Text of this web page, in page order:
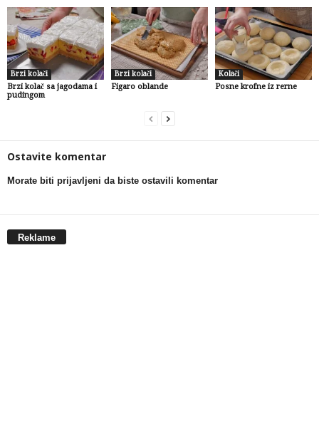
Brzi kolači
Brzi kolač sa jagodama i
pudingom
Brzi kolači
Figaro oblande
Kolači
Posne krofne iz rerne
Ostavite komentar
Morate biti prijavljeni da biste ostavili komentar
Reklame